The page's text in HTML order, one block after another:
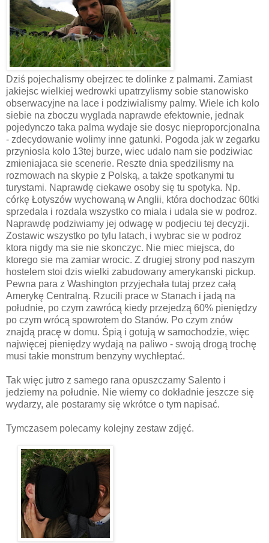
Dziś pojechalismy obejrzec te dolinke z palmami. Zamiast
jakiejsc wielkiej wedrowki upatrzylismy sobie stanowisko
obserwacyjne na lace i podziwialismy palmy. Wiele ich kolo
siebie na zboczu wyglada naprawde efektownie, jednak
pojedynczo taka palma wydaje sie dosyc nieproporcjonalna
- zdecydowanie wolimy inne gatunki. Pogoda jak w zegarku
przyniosla kolo 13tej burze, wiec udalo nam sie podziwiac
zmieniajaca sie scenerie. Reszte dnia spedzilismy na
rozmowach na skypie z Polską, a także spotkanymi tu
turystami. Naprawdę ciekawe osoby się tu spotyka. Np.
córkę Łotyszów wychowaną w Anglii, która dochodzac 60tki
sprzedala i rozdala wszystko co miala i udala sie w podroz.
Naprawdę podziwiamy jej odwagę w podjeciu tej decyzji.
Zostawic wszystko po tylu latach, i wybrac sie w podroz
ktora nigdy ma sie nie skonczyc. Nie miec miejsca, do
ktorego sie ma zamiar wrocic. Z drugiej strony pod naszym
hostelem stoi dzis wielki zabudowany amerykanski pickup.
Pewna para z Washington przyjechała tutaj przez całą
Amerykę Centralną. Rzucili prace w Stanach i jadą na
południe, po czym zawrócą kiedy przejedzą 60% pieniędzy
po czym wrócą spowrotem do Stanów. Po czym znów
znajdą pracę w domu. Śpią i gotują w samochodzie, więc
najwięcej pieniędzy wydają na paliwo - swoją drogą trochę
musi takie monstrum benzyny wychłeptać.
Tak więc jutro z samego rana opuszczamy Salento i
jedziemy na południe. Nie wiemy co dokładnie jeszcze się
wydarzy, ale postaramy się wkrótce o tym napisać.
Tymczasem polecamy kolejny zestaw zdjęć.